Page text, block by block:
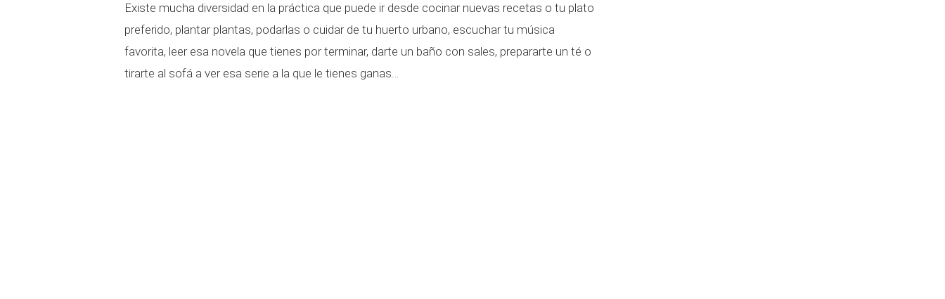
Existe mucha diversidad en la práctica que puede ir desde cocinar nuevas recetas o tu plato
preferido, plantar plantas, podarlas o cuidar de tu huerto urbano, escuchar tu música
favorita, leer esa novela que tienes por terminar, darte un baño con sales, prepararte un té o
tirarte al sofá a ver esa serie a la que le tienes ganas…